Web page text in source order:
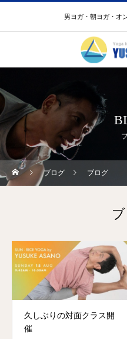
男ヨガ・朝ヨガ・オ
ブログ ブログ
久しぶりの対面クラス開
催